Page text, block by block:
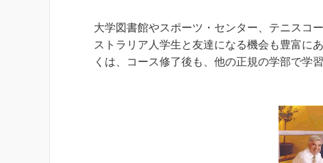
大学図書館やスポーツ・センター、テニスコ
ストラリア人学生と友達になる機会も豊富に
くは、コース修了後も、他の正規の学部で学